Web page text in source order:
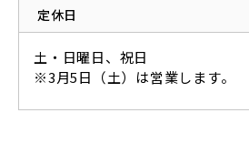
定休日
土・日曜日、祝日
※3月5日（土）は営業します。